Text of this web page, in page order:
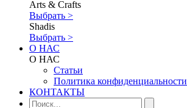
Аrts & Сrafts
Выбрать >
Shadis
Выбрать >
О НАС
О НАС
Статьи
Политика конфиденциальности
КОНТАКТЫ